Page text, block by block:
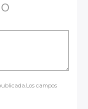
campos